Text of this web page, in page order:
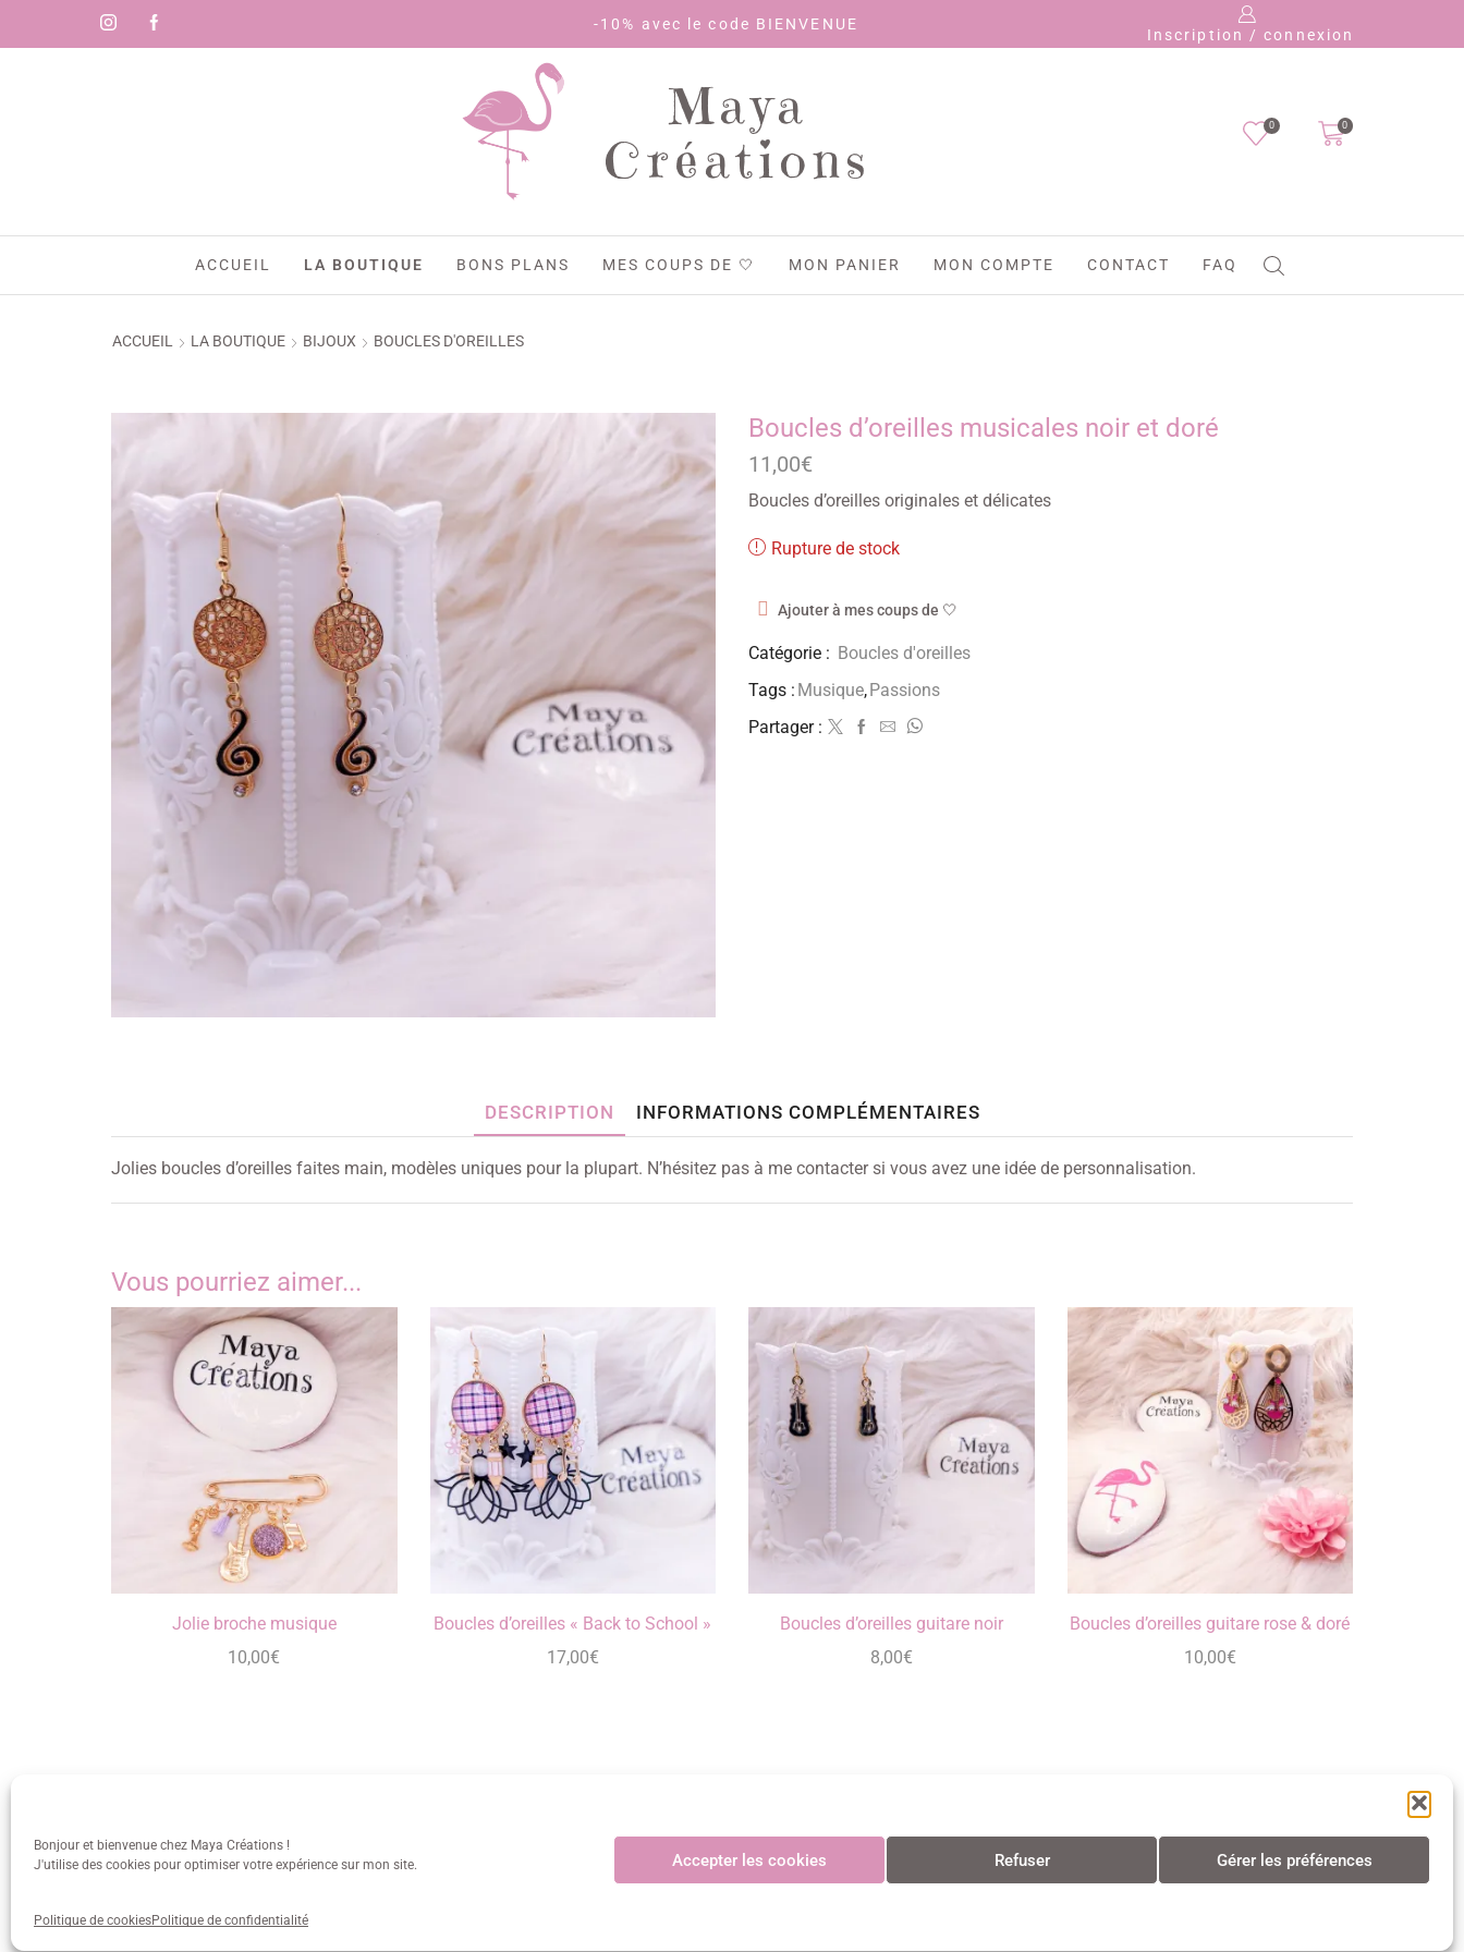
Bonjour et bienvenue chez Maya Créations !
J'utilise des cookies pour optimiser votre expérience sur mon site.
Accepter les cookies Refuser Gérer les préférences
Politique de cookiesPolitique de confidentialité
-10% avec le code BIENVENUE
Inscription / connexion
Maya
Créations
0 0
ACCUEIL LA BOUTIQUE BONS PLANS MES COUPS DE 🤍 MON PANIER MON COMPTE CONTACT FAQ
ACCUEIL LA BOUTIQUE BIJOUX BOUCLES D'OREILLES
Boucles d’oreilles musicales noir et doré
11,00€
Boucles d’oreilles originales et délicates
Rupture de stock
Ajouter à mes coups de 🤍
Catégorie : Boucles d'oreilles
Tags : Musique,Passions
Partager :
DESCRIPTION INFORMATIONS COMPLÉMENTAIRES
Jolies boucles d’oreilles faites main, modèles uniques pour la plupart. N’hésitez pas à me contacter si vous avez une idée de personnalisation.
Vous pourriez aimer...
Jolie broche musique
10,00€
Boucles d’oreilles « Back to School »
17,00€
Boucles d’oreilles guitare noir
8,00€
Boucles d’oreilles guitare rose & doré
10,00€
Maya Créations
info@mayacreations.fr Politique des cookies